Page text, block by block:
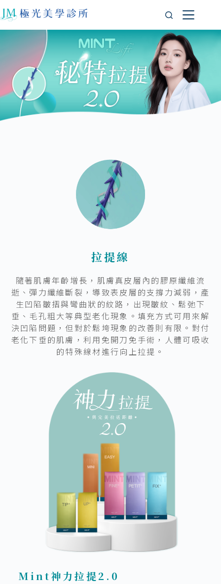
拉提線
隨著肌膚年齡增長，肌膚真皮層內的膠原纖維流
逝、彈力纖維斷裂，導致表皮層的支撐力減弱，產
生凹陷皺摺與彎曲狀的紋路，出現皺紋、鬆弛下
垂、毛孔粗大等典型老化現象。填充方式可用來解
決凹陷問題，但對於鬆垮現象的改善則有限。對付
老化下垂的肌膚，利用免開刀免手術，人體可吸收
的特殊線材進行向上拉提。
Mint神力拉提2.0